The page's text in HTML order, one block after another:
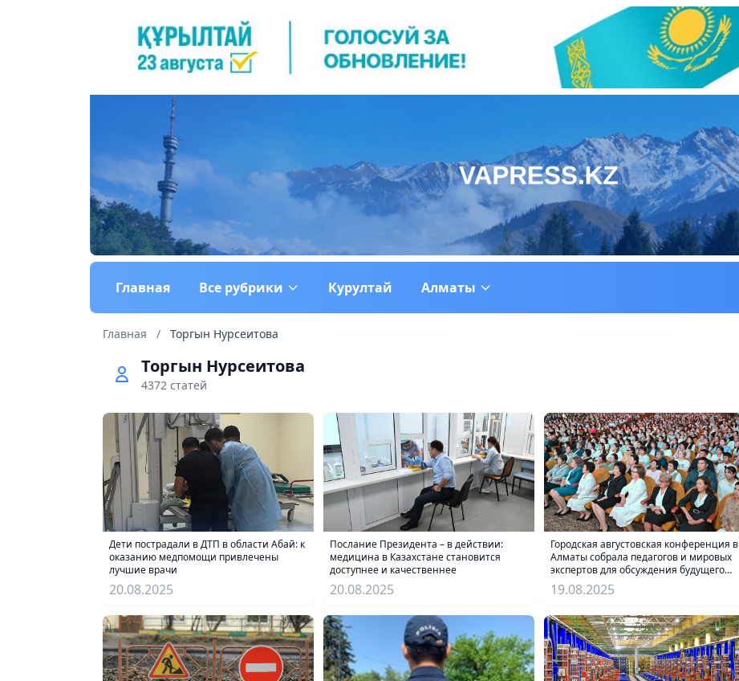
Главная Все рубрики Курултай Алматы
Главная / Торгын Нурсеитова
Торгын Нурсеитова
4372 статей
Дети пострадали в ДТП в области Абай: к
оказанию медпомощи привлечены
лучшие врачи
20.08.2025
Послание Президента – в действии:
медицина в Казахстане становится
доступнее и качественнее
20.08.2025
Городская августовская конференция в
Алматы собрала педагогов и мировых
экспертов для обсуждения будущего
образования
19.08.2025